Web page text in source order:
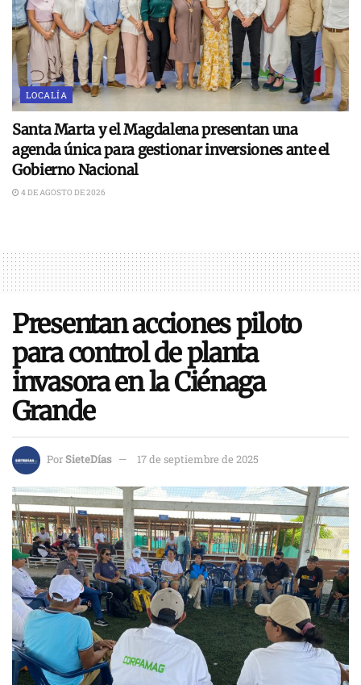
LOCALÍA
Santa Marta y el Magdalena presentan una
agenda única para gestionar inversiones ante el
Gobierno Nacional
4 DE AGOSTO DE 2026
Presentan acciones piloto
para control de planta
invasora en la Ciénaga
Grande
PorSieteDías 17 de septiembre de 2025